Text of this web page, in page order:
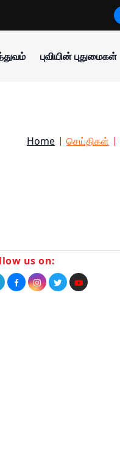
புவியின் புதுமைகள்
Home செய்திகள்
us on: